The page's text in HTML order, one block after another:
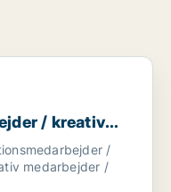
/ kreativ
/ kreativ
medarbejder
/
medarbejder /